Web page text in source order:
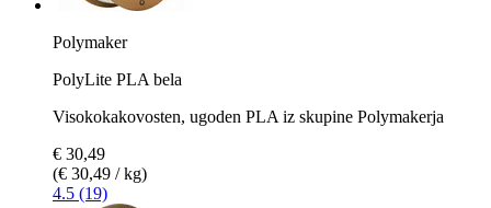
Polymaker
PolyLite PLA bela
Visokokakovosten, ugoden PLA iz skupine Polymakerja
€ 30,49
(€ 30,49 / kg)
4.5 (19)